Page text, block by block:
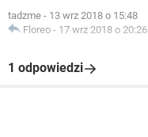
tadzme - 13 wrz 2018 o 15:48
Floreo - 17 wrz 2018 o 20:26
1 odpowiedzi